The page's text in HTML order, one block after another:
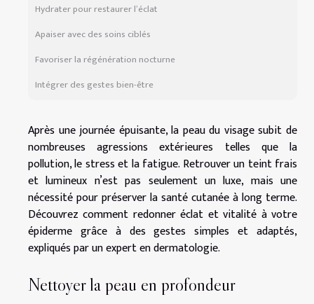
Hydrater pour restaurer l’éclat
Apaiser avec des soins ciblés
Favoriser la régénération nocturne
Intégrer des gestes bien-être
Après une journée épuisante, la peau du visage subit de
nombreuses agressions extérieures telles que la
pollution, le stress et la fatigue. Retrouver un teint frais
et lumineux n’est pas seulement un luxe, mais une
nécessité pour préserver la santé cutanée à long terme.
Découvrez comment redonner éclat et vitalité à votre
épiderme grâce à des gestes simples et adaptés,
expliqués par un expert en dermatologie.
Nettoyer la peau en profondeur